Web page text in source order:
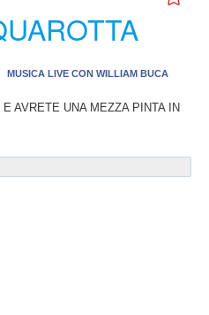
MUSICA LIVE CON WILLIAM BUCA
AVRETE UNA MEZZA PINTA IN